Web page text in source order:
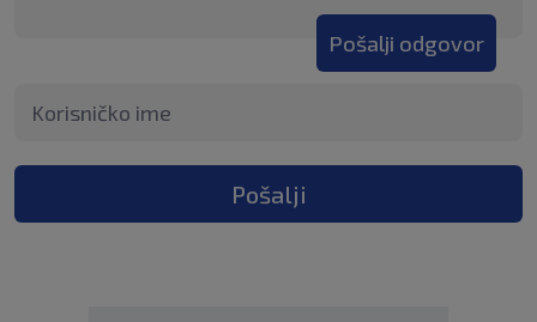
Pošalji odgovor
Pošalji